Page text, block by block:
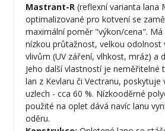
Mastrant-R (reflexní varianta lana
optimalizované pro kotvení se
maximální poměr "výkon/cena".
nízkou průtažnost, velkou odolnost
vlivům (UV záření, vlhkost, mráz) a
Jeho další vlastností je neměřitelné
lan z Kevlaru či Vectranu, poskytuje
uzlech - cca 60 %. Nízkooděrné
použité na oplet dává navíc lanu
oděru.